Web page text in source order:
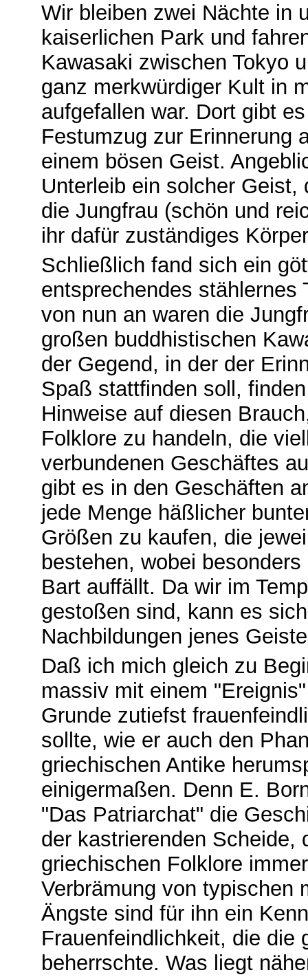
Wir bleiben zwei Nächte in
kaiserlichen Park und
Kawasaki zwischen Tokyo
ganz merkwürdiger Kult in
aufgefallen war. Dort gibt
Festumzug zur Erinnerung
einem bösen Geist.
Unterleib ein solcher
die Jungfrau (schön und
ihr dafür zuständiges
Schließlich fand sich ein
entsprechendes stählernes
von nun an waren die
großen buddhistischen
der Gegend, in der der
Spaß stattfinden soll,
Hinweise auf diesen
Folklore zu handeln, die
verbundenen Geschäftes
gibt es in den Geschäften
jede Menge häßlicher
Größen zu kaufen, die
bestehen, wobei
Bart auffällt. Da wir im
gestoßen sind, kann es
Nachbildungen jenes
Daß ich mich gleich zu
massiv mit einem
Grunde zutiefst
sollte, wie er auch den
griechischen Antike
einigermaßen. Denn E.
"Das Patriarchat" die
der kastrierenden Scheide,
griechischen Folklore
Verbrämung von typischen
Ängste sind für ihn ein
Frauenfeindlichkeit, die die
beherrschte. Was liegt